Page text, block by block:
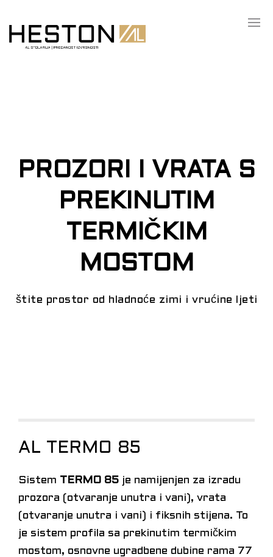
PROZORI I VRATA S
PREKINUTIM
TERMIČKIM
MOSTOM
štite prostor od hladnoće zimi i vrućine ljeti
AL TERMO 85
Sistem TERMO 85 je namijenjen za izradu
prozora (otvaranje unutra i vani), vrata
(otvaranje unutra i vani) i fiksnih stijena. To
je sistem profila sa prekinutim termičkim
mostom, osnovne ugradbene dubine rama 77